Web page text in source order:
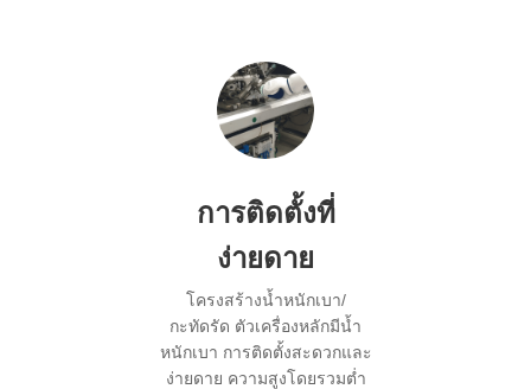
การติดตั้งที่
ง่ายดาย
โครงสร้างน้ำหนักเบา/
กะทัดรัด ตัวเครื่องหลักมีน้ำ
หนักเบา การติดตั้งสะดวกและ
ง่ายดาย ความสูงโดยรวมต่ำ